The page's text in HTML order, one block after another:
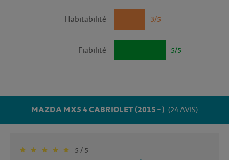
3/5
Habitabilité
5/5
Fiabilité
MAZDA MX5 4 CABRIOLET (2015 - ) (24 AVIS)
5 / 5